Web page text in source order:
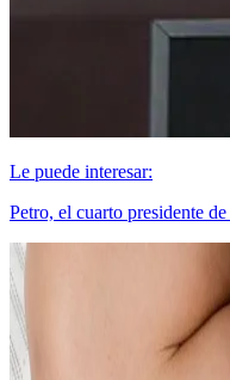
Le puede interesar:
Petro, el cuarto presidente